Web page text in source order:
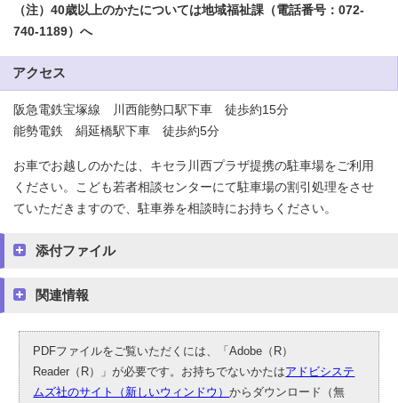
（注）40歳以上のかたについては地域福祉課（電話番号：072-
740-1189）へ
アクセス
阪急電鉄宝塚線 川西能勢口駅下車 徒歩約15分
能勢電鉄 絹延橋駅下車 徒歩約5分
お車でお越しのかたは、キセラ川西プラザ提携の駐車場をご利用
ください。こども若者相談センターにて駐車場の割引処理をさせ
ていただきますので、駐車券を相談時にお持ちください。
添付ファイル
関連情報
PDFファイルをご覧いただくには、「Adobe（R）
Reader（R）」が必要です。お持ちでないかたはアドビシステ
ムズ社のサイト（新しいウィンドウ）からダウンロード（無